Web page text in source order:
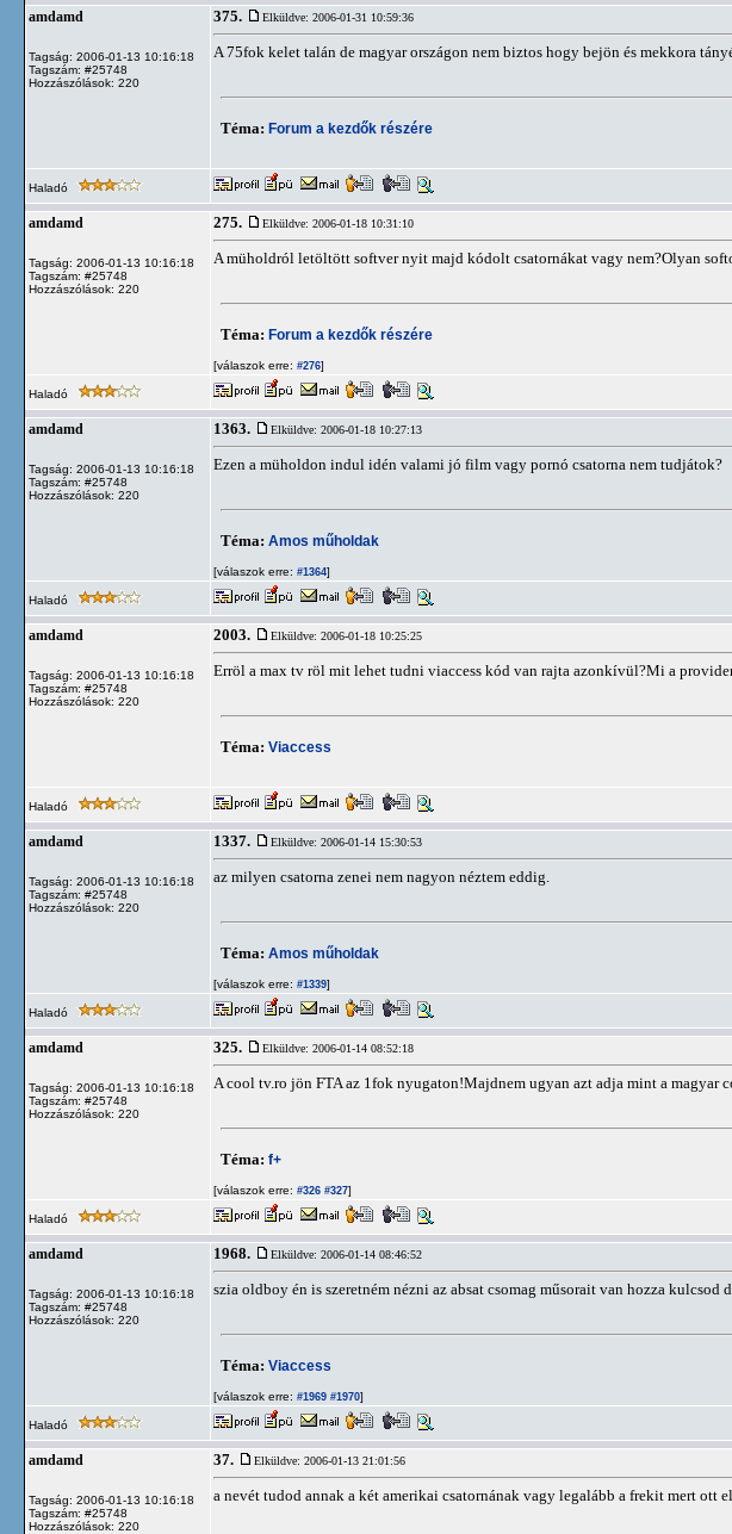
amdamd
Tagság: 2006-01-13 10:16:18
Tagszám: #25748
Hozzászólások: 220
375. Elküldve: 2006-01-31 10:59:36
A 75fok kelet talán de magyar országon nem biztos hogy bejön és mekkora
Téma: Forum a kezdők részére
Haladó
amdamd
Tagság: 2006-01-13 10:16:18
Tagszám: #25748
Hozzászólások: 220
275. Elküldve: 2006-01-18 10:31:10
A müholdról letöltött softver nyit majd kódolt csatornákat vagy nem?Olyan
Téma: Forum a kezdők részére
[válaszok erre: #276]
Haladó
amdamd
Tagság: 2006-01-13 10:16:18
Tagszám: #25748
Hozzászólások: 220
1363. Elküldve: 2006-01-18 10:27:13
Ezen a müholdon indul idén valami jó film vagy pornó csatorna nem tudjátok?
Téma: Amos műholdak
[válaszok erre: #1364]
Haladó
amdamd
Tagság: 2006-01-13 10:16:18
Tagszám: #25748
Hozzászólások: 220
2003. Elküldve: 2006-01-18 10:25:25
Erröl a max tv röl mit lehet tudni viaccess kód van rajta azonkívül?Mi a
Téma: Viaccess
Haladó
amdamd
Tagság: 2006-01-13 10:16:18
Tagszám: #25748
Hozzászólások: 220
1337. Elküldve: 2006-01-14 15:30:53
az milyen csatorna zenei nem nagyon néztem eddig.
Téma: Amos műholdak
[válaszok erre: #1339]
Haladó
amdamd
Tagság: 2006-01-13 10:16:18
Tagszám: #25748
Hozzászólások: 220
325. Elküldve: 2006-01-14 08:52:18
A cool tv.ro jön FTA az 1fok nyugaton!Majdnem ugyan azt adja mint a magyar
Téma: f+
[válaszok erre: #326 #327]
Haladó
amdamd
Tagság: 2006-01-13 10:16:18
Tagszám: #25748
Hozzászólások: 220
1968. Elküldve: 2006-01-14 08:46:52
szia oldboy én is szeretném nézni az absat csomag műsorait van hozza
Téma: Viaccess
[válaszok erre: #1969 #1970]
Haladó
amdamd
Tagság: 2006-01-13 10:16:18
Tagszám: #25748
Hozzászólások: 220
37. Elküldve: 2006-01-13 21:01:56
a nevét tudod annak a két amerikai csatornának vagy legalább a frekit mert ott